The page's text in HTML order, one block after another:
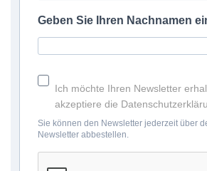
Geben Sie Ihren Nachnamen
Ich möchte Ihren Newsletter
akzeptiere die
Sie können den Newsletter jederzeit über
Newsletter abbestellen.
WeiserLeben GmbH
Bergheimerstraße 45
A-5020 Salzburg
office@weiserleben.at
+43(0) 664 244 88 38